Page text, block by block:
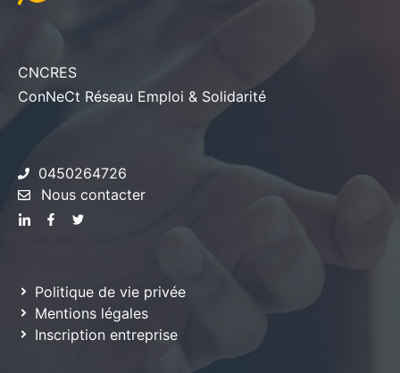
CNCRES
ConNeCt Réseau Emploi & Solidarité
0450264726
Nous contacter
Politique de vie privée
Mentions légales
Inscription entreprise